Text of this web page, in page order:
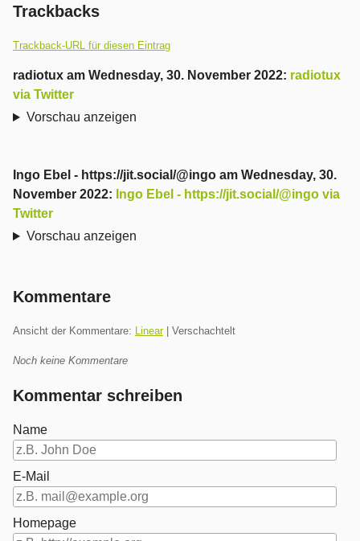
Trackbacks
Trackback-URL für diesen Eintrag
radiotux am Wednesday, 30. November 2022: radiotux
via Twitter
Vorschau anzeigen
Ingo Ebel - https://jit.social/@ingo am Wednesday, 30.
November 2022: Ingo Ebel - https://jit.social/@ingo via
Twitter
Vorschau anzeigen
Kommentare
Ansicht der Kommentare: Linear| Verschachtelt
Noch keine Kommentare
Kommentar schreiben
Name
E-Mail
Homepage